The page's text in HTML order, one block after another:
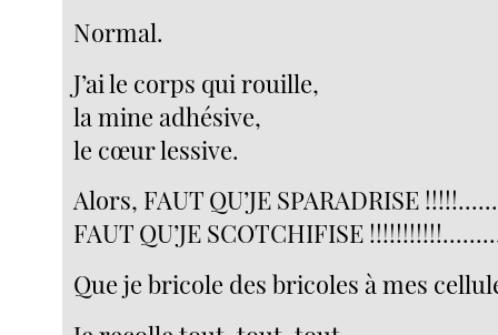
Normal.
J’ai le corps qui rouille,
la mine adhésive,
le cœur lessive.
Alors, FAUT QU’JE SPARADRISE
FAUT QU’JE SCOTCHIFISE
Que je bricole des bricoles à mes